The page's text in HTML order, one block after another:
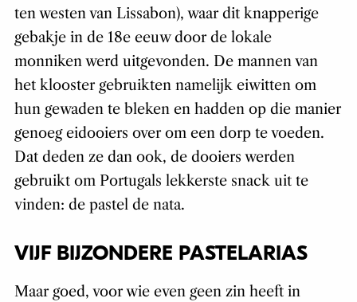
ten westen van Lissabon), waar dit knapperige
gebakje in de 18eeeuw door de lokale
monniken werd uitgevonden. De mannen van
het klooster gebruikten namelijk eiwitten om
hun gewaden te bleken en hadden op die manier
genoeg eidooiers over om een dorp te voeden.
Dat deden ze dan ook, de dooiers werden
gebruikt om Portugals lekkerste snack uit te
vinden: de pastel de nata.
VIJF BIJZONDERE PASTELARIAS
Maar goed, voor wie even geen zin heeft in